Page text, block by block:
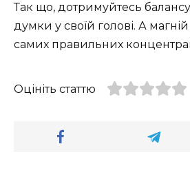
Так що, дотримуйтесь
думки у своїй голові. А
самих правильних
Оцініть статтю